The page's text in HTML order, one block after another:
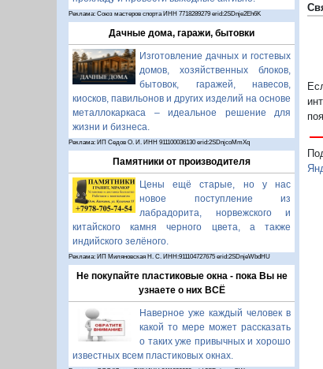
Реклама: Союз мастеров спорта ИНН 7718289279 erid:2SDnje2Eh6K
Дачные дома, гаражи, бытовки
Изготовление дачных и гостевых
домов, хозяйственных блоков,
бытовок, гаражей, навесов,
киосков, павильонов и других изделий на основе
металлокаркаса – идеальное решение для
жизни и бизнеса.
Реклама: ИП Седов О. И. ИНН 911100036130 erid:2SDnjcoMmXq
Памятники от производителя
Цены ещё старые, но у нас
новое поступление из
лабрадорита, норвежского и
китайского камня черного цвета, а также
индийского зелёного.
Реклама: ИП Миляновская Н. С. ИНН:911104727675 erid:2SDnjeWbdHU
Не покупайте пластиковые окна - пока Вы не
узнаете о них ВСЁ
Наверное уже каждый человек в
какой то мере может рассказать
о таких уже привычных и хорошо
известных всем пластиковых окнах.